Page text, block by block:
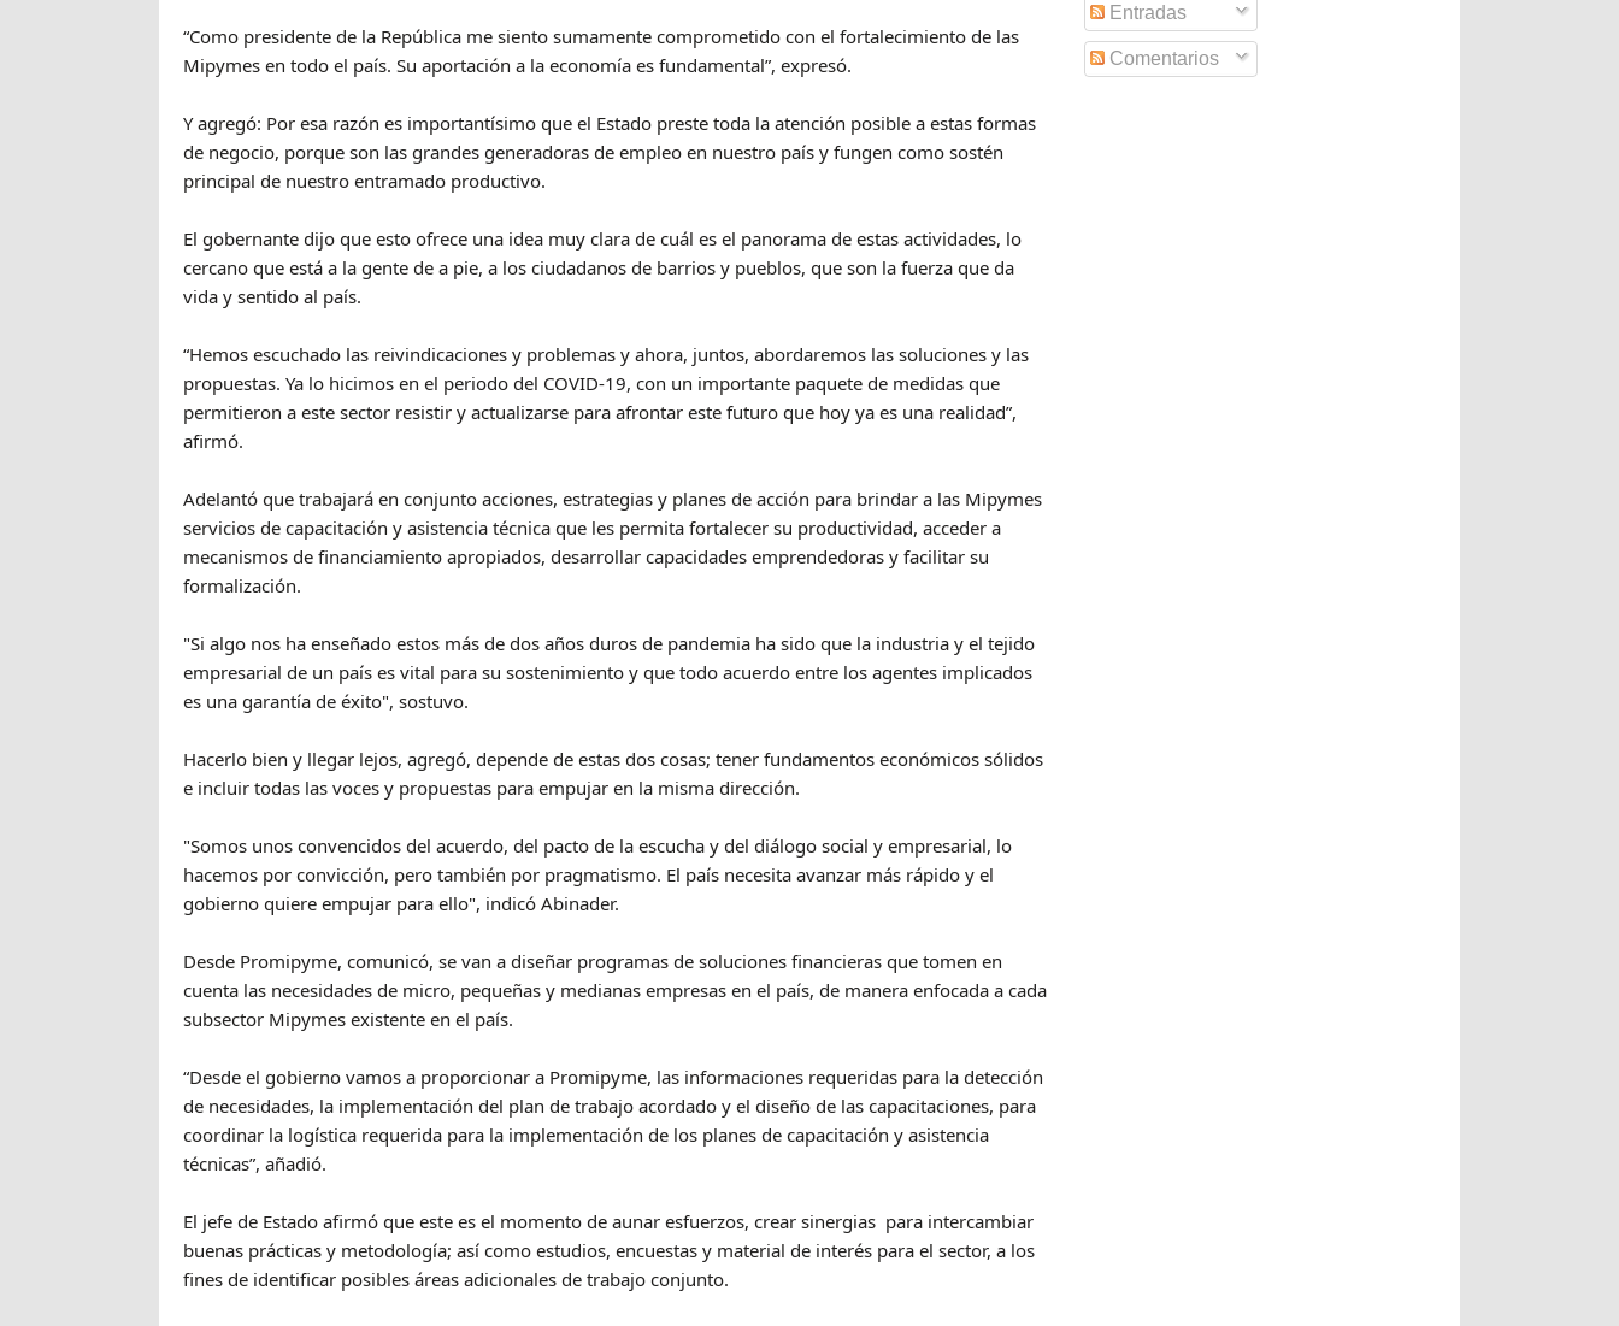
“Como presidente de la República me siento sumamente comprometido con el fortalecimiento de las
Mipymes en todo el país. Su aportación a la economía es fundamental”, expresó.
Y agregó: Por esa razón es importantísimo que el Estado preste toda la atención posible a estas formas
de negocio, porque son las grandes generadoras de empleo en nuestro país y fungen como sostén
principal de nuestro entramado productivo.
El gobernante dijo que esto ofrece una idea muy clara de cuál es el panorama de estas actividades, lo
cercano que está a la gente de a pie, a los ciudadanos de barrios y pueblos, que son la fuerza que da
vida y sentido al país.
“Hemos escuchado las reivindicaciones y problemas y ahora, juntos, abordaremos las soluciones y las
propuestas. Ya lo hicimos en el periodo del COVID-19, con un importante paquete de medidas que
permitieron a este sector resistir y actualizarse para afrontar este futuro que hoy ya es una realidad”,
afirmó.
Adelantó que trabajará en conjunto acciones, estrategias y planes de acción para brindar a las Mipymes
servicios de capacitación y asistencia técnica que les permita fortalecer su productividad, acceder a
mecanismos de financiamiento apropiados, desarrollar capacidades emprendedoras y facilitar su
formalización.
"Si algo nos ha enseñado estos más de dos años duros de pandemia ha sido que la industria y el tejido
empresarial de un país es vital para su sostenimiento y que todo acuerdo entre los agentes implicados
es una garantía de éxito", sostuvo.
Hacerlo bien y llegar lejos, agregó, depende de estas dos cosas; tener fundamentos económicos sólidos
e incluir todas las voces y propuestas para empujar en la misma dirección.
"Somos unos convencidos del acuerdo, del pacto de la escucha y del diálogo social y empresarial, lo
hacemos por convicción, pero también por pragmatismo. El país necesita avanzar más rápido y el
gobierno quiere empujar para ello", indicó Abinader.
Desde Promipyme, comunicó, se van a diseñar programas de soluciones financieras que tomen en
cuenta las necesidades de micro, pequeñas y medianas empresas en el país, de manera enfocada a cada
subsector Mipymes existente en el país.
“Desde el gobierno vamos a proporcionar a Promipyme, las informaciones requeridas para la detección
de necesidades, la implementación del plan de trabajo acordado y el diseño de las capacitaciones, para
coordinar la logística requerida para la implementación de los planes de capacitación y asistencia
técnicas”, añadió.
El jefe de Estado afirmó que este es el momento de aunar esfuerzos, crear sinergias para intercambiar
buenas prácticas y metodología; así como estudios, encuestas y material de interés para el sector, a los
fines de identificar posibles áreas adicionales de trabajo conjunto.
Entradas
Comentarios